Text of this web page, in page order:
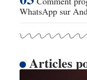
WhatsApp sur
Articles